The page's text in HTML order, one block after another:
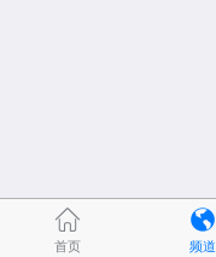
首页 频道